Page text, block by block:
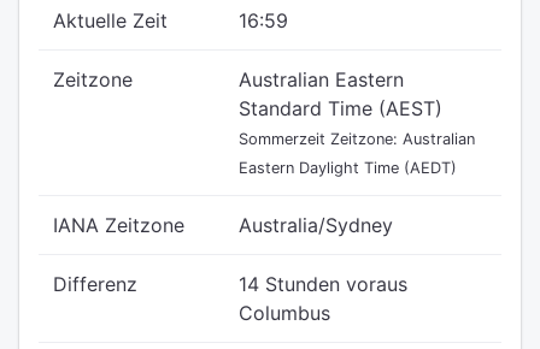
Aktuelle Zeit 16:59
Zeitzone
Australian Eastern
Standard Time (AEST)
Sommerzeit Zeitzone: Australian
Eastern Daylight Time (AEDT)
IANA Zeitzone Australia/Sydney
Differenz
14 Stunden voraus
Columbus